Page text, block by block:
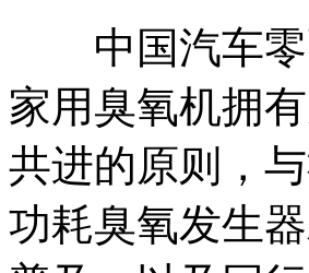
中国汽车零
家用臭氧机拥
共进的原则，
功耗臭氧发生